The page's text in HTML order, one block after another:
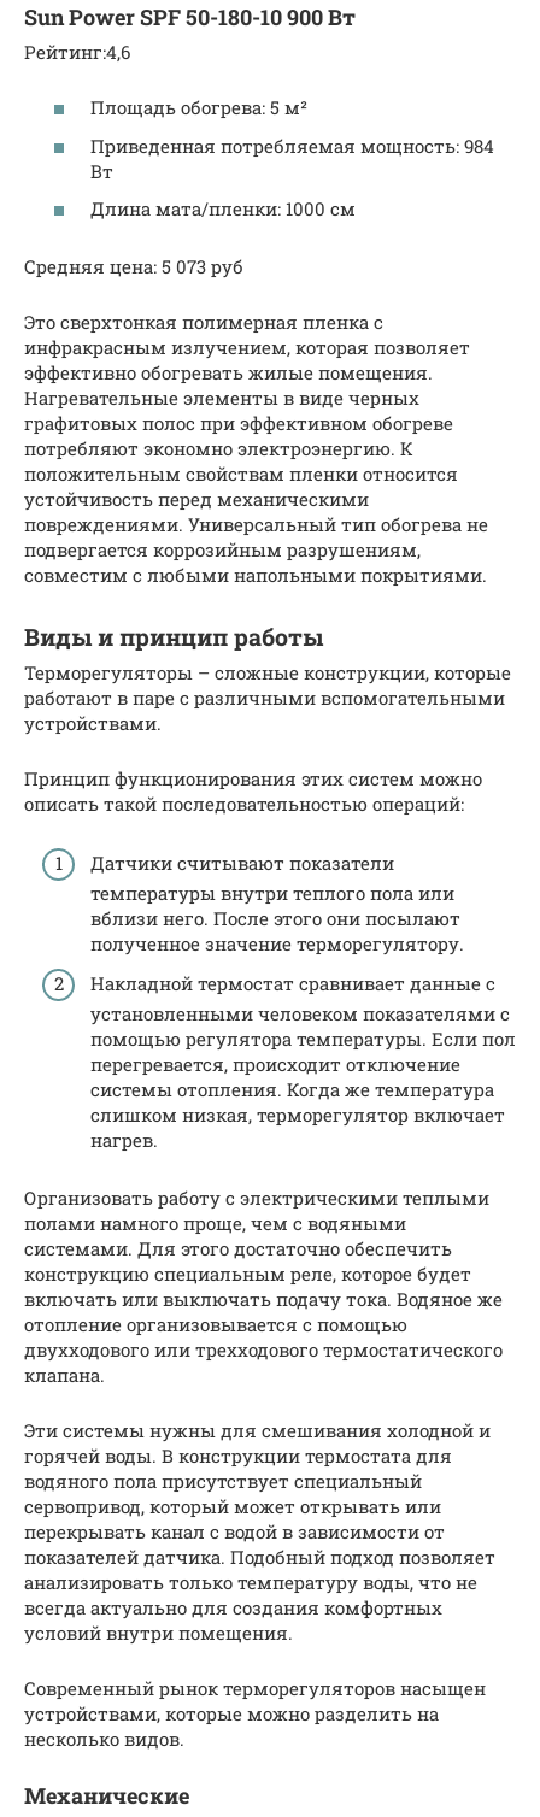
Sun Power SPF 50-180-10 900 Вт
Рейтинг:4,6
Площадь обогрева: 5 м²
Приведенная потребляемая мощность: 984
Вт
Длина мата/пленки: 1000 см
Средняя цена: 5 073 руб
Это сверхтонкая полимерная пленка с
инфракрасным излучением, которая позволяет
эффективно обогревать жилые помещения.
Нагревательные элементы в виде черных
графитовых полос при эффективном обогреве
потребляют экономно электроэнергию. К
положительным свойствам пленки относится
устойчивость перед механическими
повреждениями. Универсальный тип обогрева не
подвергается коррозийным разрушениям,
совместим с любыми напольными покрытиями.
Виды и принцип работы
Терморегуляторы – сложные конструкции, которые
работают в паре с различными вспомогательными
устройствами.
Принцип функционирования этих систем можно
описать такой последовательностью операций:
Датчики считывают показатели
температуры внутри теплого пола или
вблизи него. После этого они посылают
полученное значение терморегулятору.
Накладной термостат сравнивает данные с
установленными человеком показателями с
помощью регулятора температуры. Если пол
перегревается, происходит отключение
системы отопления. Когда же температура
слишком низкая, терморегулятор включает
нагрев.
Организовать работу с электрическими теплыми
полами намного проще, чем с водяными
системами. Для этого достаточно обеспечить
конструкцию специальным реле, которое будет
включать или выключать подачу тока. Водяное же
отопление организовывается с помощью
двухходового или трехходового термостатического
клапана.
Эти системы нужны для смешивания холодной и
горячей воды. В конструкции термостата для
водяного пола присутствует специальный
сервопривод, который может открывать или
перекрывать канал с водой в зависимости от
показателей датчика. Подобный подход позволяет
анализировать только температуру воды, что не
всегда актуально для создания комфортных
условий внутри помещения.
Современный рынок терморегуляторов насыщен
устройствами, которые можно разделить на
несколько видов.
Механические